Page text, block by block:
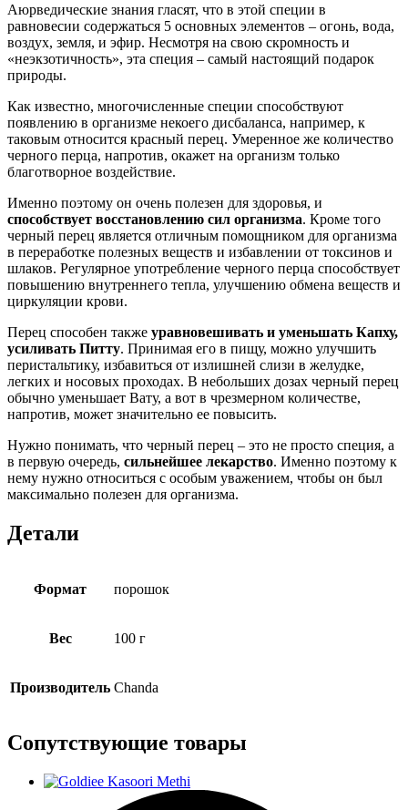
Аюрведические знания гласят, что в этой специи в
равновесии содержаться 5 основных элементов – огонь, вода,
воздух, земля, и эфир. Несмотря на свою скромность и
«неэкзотичность», эта специя – самый настоящий подарок
природы.
Как известно, многочисленные специи способствуют
появлению в организме некоего дисбаланса, например, к
таковым относится красный перец. Умеренное же количество
черного перца, напротив, окажет на организм только
благотворное воздействие.
Именно поэтому он очень полезен для здоровья, и
способствует восстановлению сил организма. Кроме того
черный перец является отличным помощником для организма
в переработке полезных веществ и избавлении от токсинов и
шлаков. Регулярное употребление черного перца способствует
повышению внутреннего тепла, улучшению обмена веществ и
циркуляции крови.
Перец способен также уравновешивать и уменьшать Капху,
усиливать Питту. Принимая его в пищу, можно улучшить
перистальтику, избавиться от излишней слизи в желудке,
легких и носовых проходах. В небольших дозах черный перец
обычно уменьшает Вату, а вот в чрезмерном количестве,
напротив, может значительно ее повысить.
Нужно понимать, что черный перец – это не просто специя, а
в первую очередь, сильнейшее лекарство. Именно поэтому к
нему нужно относиться с особым уважением, чтобы он был
максимально полезен для организма.
Детали
Формат порошок
Вес 100 г
Производитель Chanda
Сопутствующие товары